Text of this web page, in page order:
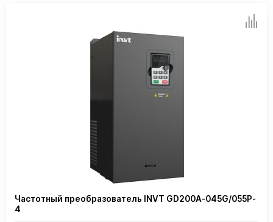
Частотный преобразователь INVT GD200A-045G/055P-
4